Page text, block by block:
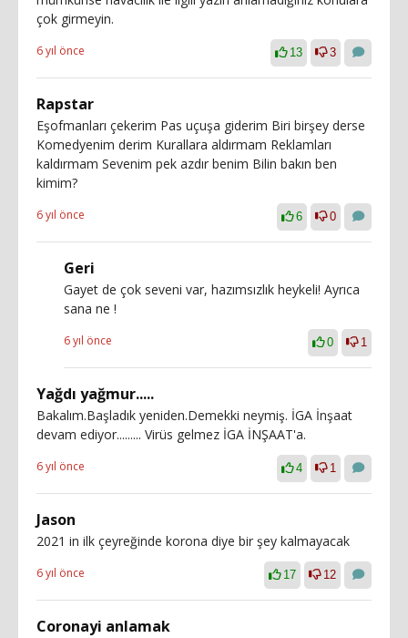
çok girmeyin.
6 yıl önce 13 3
Rapstar
Eşofmanları çekerim Pas uçuşa giderim Biri birşey derse
Komedyenim derim Kurallara aldırmam Reklamları
kaldırmam Sevenim pek azdır benim Bilin bakın ben
kimim?
6 yıl önce 6 0
Geri
Gayet de çok seveni var, hazımsızlık heykeli! Ayrıca
sana ne !
6 yıl önce 0 1
Yağdı yağmur.....
Bakalım.Başladık yeniden.Demekki neymiş. İGA İnşaat
devam ediyor......... Virüs gelmez İGA İNŞAAT'a.
6 yıl önce 4 1
Jason
2021 in ilk çeyreğinde korona diye bir şey kalmayacak
6 yıl önce 17 12
Coronayi anlamak